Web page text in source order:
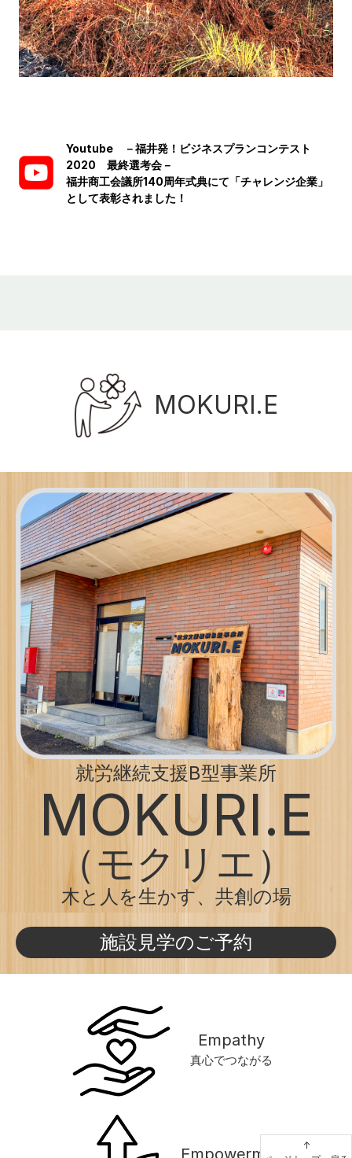
Youtube －福井発！ビジネスプランコンテスト
2020 最終選考会－
福井商工会議所140周年式典にて「チャレンジ企業」
として表彰されました！
MOKURI.E
就労継続支援B型事業所
MOKURI.E
（モクリエ）
木と人を生かす、共創の場
施設見学のご予約
Empathy
真心でつながる
Empowerment
↑